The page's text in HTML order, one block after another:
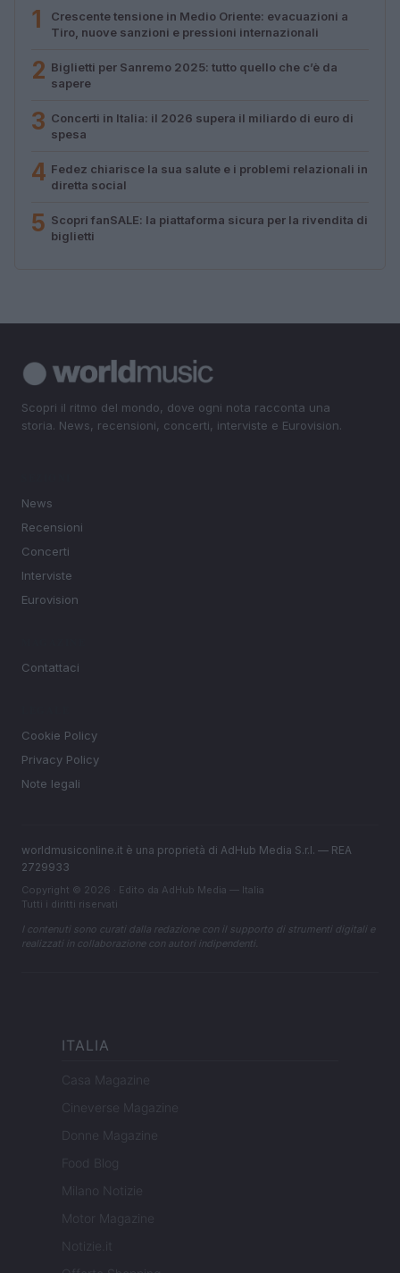
1
Crescente tensione in Medio Oriente: evacuazioni a
Tiro, nuove sanzioni e pressioni internazionali
2 Biglietti per Sanremo 2025: tutto quello che c’è da
sapere
3 Concerti in Italia: il 2026 supera il miliardo di euro di
spesa
4 Fedez chiarisce la sua salute e i problemi relazionali in
diretta social
5 Scopri fanSALE: la piattaforma sicura per la rivendita di
biglietti
Scopri il ritmo del mondo, dove ogni nota racconta una
storia. News, recensioni, concerti, interviste e Eurovision.
News
Recensioni
Concerti
Interviste
Eurovision
Contattaci
Cookie Policy
Privacy Policy
Note legali
worldmusiconline.it è una proprietà di AdHub Media S.r.l. — REA
2729933
Copyright © 2026 · Edito da AdHub Media — Italia
Tutti i diritti riservati
I contenuti sono curati dalla redazione con il supporto di strumenti digitali e
realizzati in collaborazione con autori indipendenti.
ITALIA
Casa Magazine
Cineverse Magazine
Donne Magazine
Food Blog
Milano Notizie
Motor Magazine
Notizie.it